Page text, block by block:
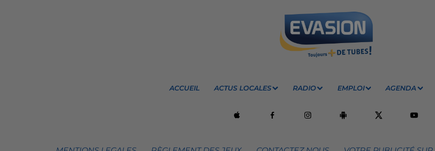
ACCUEIL ACTUS LOCALES RADIO EMPLOI AGENDA